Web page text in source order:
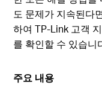
도 문제가 지속된다
하여 TP-Link 고객
를 확인할 수 있습니
주요 내용